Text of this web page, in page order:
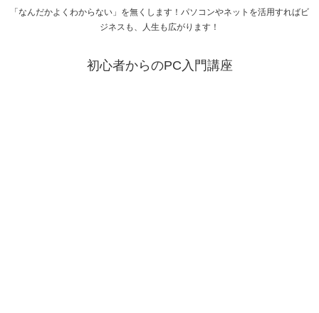
「なんだかよくわからない」を無くします！パソコンやネットを活用すればビ
ジネスも、人生も広がります！
初心者からのPC入門講座